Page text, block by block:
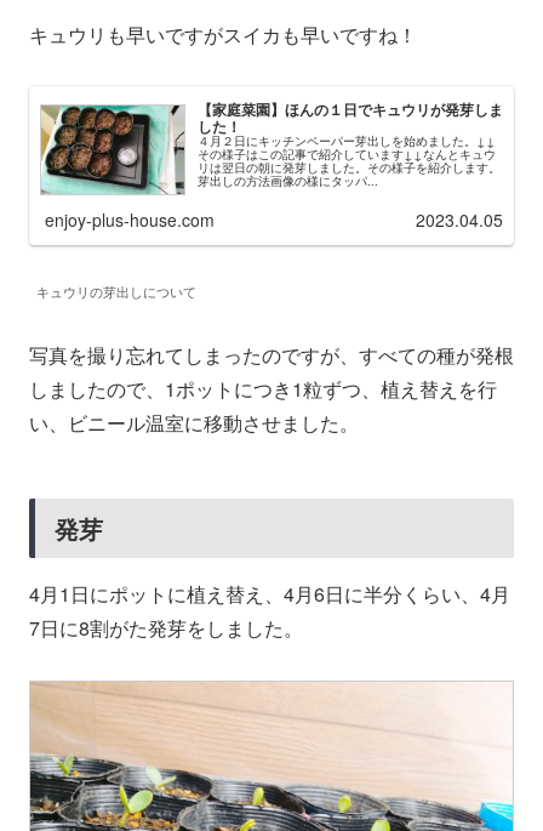
キュウリも早いですがスイカも早いですね！
【家庭菜園】ほんの１日でキュウリが発芽しま
した！
４月２日にキッチンペーパー芽出しを始めました。↓↓
その様子はこの記事で紹介しています↓↓なんとキュウ
リは翌日の朝に発芽しました。その様子を紹介します。
芽出しの方法画像の様にタッパ...
enjoy-plus-house.com 2023.04.05
キュウリの芽出しについて
写真を撮り忘れてしまったのですが、すべての種が発根
しましたので、1ポットにつき1粒ずつ、植え替えを行
い、ビニール温室に移動させました。
発芽
4月1日にポットに植え替え、4月6日に半分くらい、4月
7日に8割がた発芽をしました。